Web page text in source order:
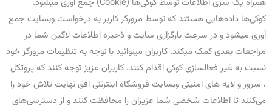
کوکی‌ها داده‌هایی هستند که توسط مرورگر کاربر به درخواست وبسایت جمع
آوری میشود و در سرعت بارگزاری سایت و ذخیره اطلاعات لاگین شما در
مراجعات بعدی کمک میکند. کاربران میتوانید با توجه به تنظیمات مرورگر خود
نسبت به غیر فعالسازی کوکی اقدام کنند. کاربران عزیز توجه کنند که پروتکل
، سرور و لایه های امنیتی وبسایت فروشگاه اینترنتی افق نهایت تلاش خود را
می‌کنند تا اطلاعات شخصی شما عزیزان را محافظت کنند و از دسترسی‌های